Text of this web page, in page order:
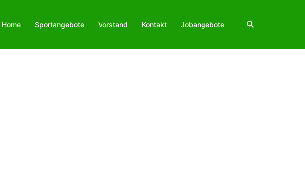
Home Sportangebote Vorstand Kontakt Jobangebote Suche